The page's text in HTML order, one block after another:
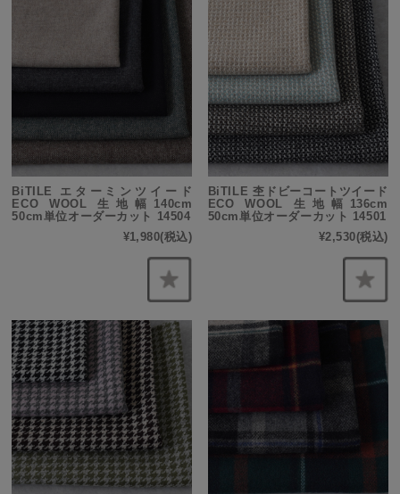
BiTILE エターミンツイード
ECO WOOL 生地幅140cm
50cm単位オーダーカット 14504
¥1,980(税込)
BiTILE 杢ドビーコートツイード
ECO WOOL 生地幅136cm
50cm単位オーダーカット 14501
¥2,530(税込)